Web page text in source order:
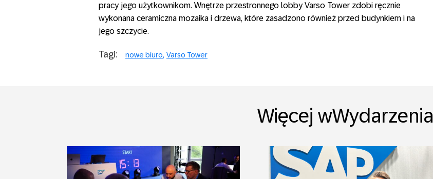
pracy jego użytkownikom. Wnętrze przestronnego lobby Varso Tower zdobi ręcznie
wykonana ceramiczna mozaika i drzewa, które zasadzono również przed budynkiem i na
jego szczycie.
Tagi: nowe biuro Varso Tower
Więcej wWydarzenia